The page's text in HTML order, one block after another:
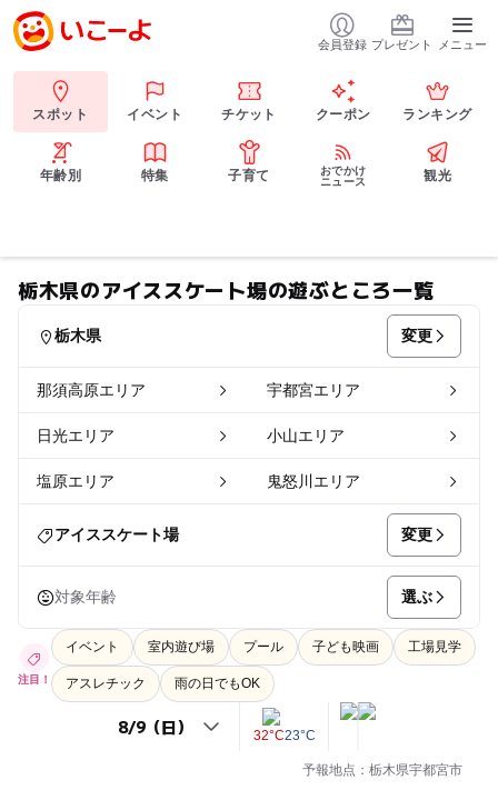
会員登録 プレゼント メニュー
スポット イベント チケット クーポン ランキング
年齢別 特集 子育て
おでかけ
ニュース
観光
栃木県のアイススケート場の遊ぶところ一覧
栃木県 変更
那須高原エリア 宇都宮エリア
日光エリア 小山エリア
塩原エリア 鬼怒川エリア
アイススケート場 変更
対象年齢 選ぶ
注目！
イベント 室内遊び場 プール 子ども映画 工場見学
アスレチック 雨の日でもOK
32°C23°C
予報地点：栃木県宇都宮市